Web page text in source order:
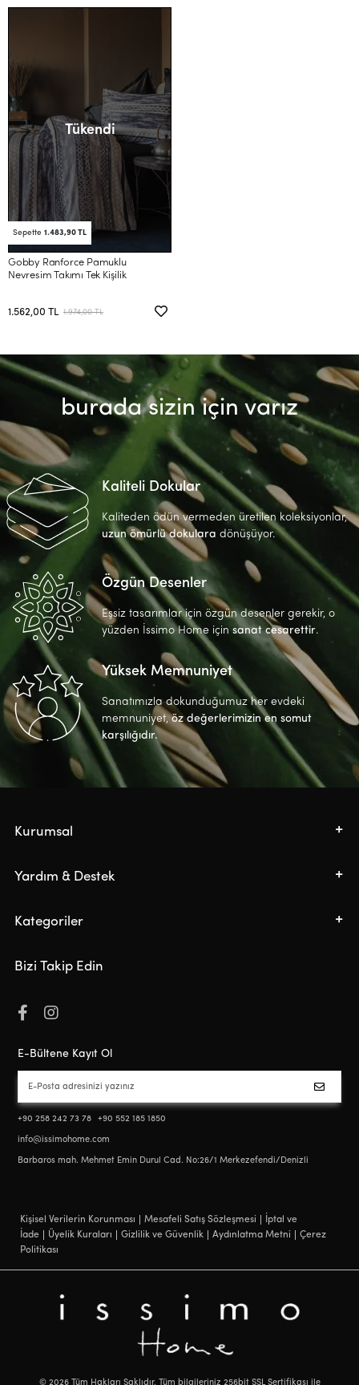
Sepette 1.483,90 TL
Tükendi
Gobby Ranforce Pamuklu
Nevresim Takımı Tek Kişilik
1.562,00 TL 1.974,00 TL
burada sizin için varız
Kaliteli Dokular
Kaliteden ödün vermeden üretilen koleksiyonlar,
uzun ömürlü dokulara dönüşüyor.
Özgün Desenler
Eşsiz tasarımlar için özgün desenler gerekir, o
yüzden İssimo Home içinsanat cesarettir.
Yüksek Memnuniyet
Sanatımızla dokunduğumuz her evdeki
memnuniyet, öz değerlerimizin en somut
karşılığıdır.
Kurumsal
Yardım & Destek
Kategoriler
Bizi Takip Edin
E-Bültene Kayıt Ol
+90 258 242 73 78 +90 552 185 1850
info@issimohome.com
Barbaros mah. Mehmet Emin Durul Cad. No:26/1 Merkezefendi/Denizli
Kişisel Verilerin Korunması Mesafeli Satış Sözleşmesi
İptal ve
İade
Üyelik Kuraları Gizlilik ve Güvenlik Aydınlatma Metni
Çerez
Politikası
© 2026Tüm Hakları Saklıdır. Tüm bilgileriniz 256bit SSL Sertifikası ile